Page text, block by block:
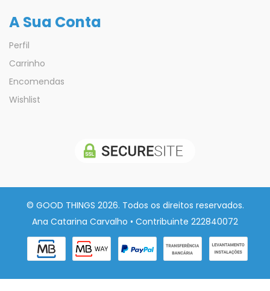
A Sua Conta
Perfil
Carrinho
Encomendas
Wishlist
© GOOD THINGS 2026. Todos os direitos reservados.
Ana Catarina Carvalho • Contribuinte 222840072